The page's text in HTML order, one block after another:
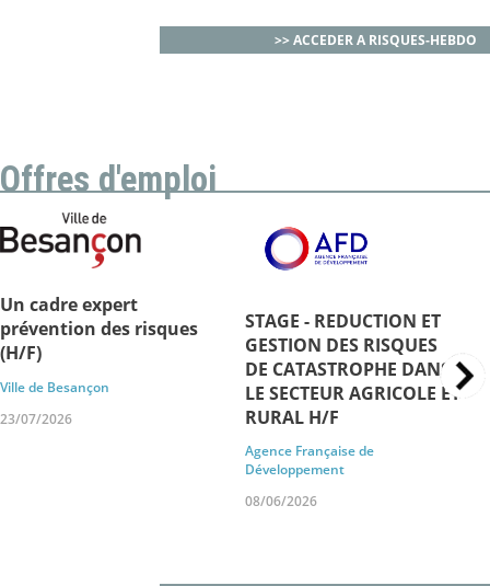
>> ACCEDER A RISQUES-HEBDO
Offres d'emploi
Un cadre expert
prévention des risques
(H/F)
Ville de Besançon
23/07/2026
STAGE - REDUCTION ET
GESTION DES RISQUES
DE CATASTROPHE DANS
LE SECTEUR AGRICOLE ET
RURAL H/F
Agence Française de
Développement
08/06/2026